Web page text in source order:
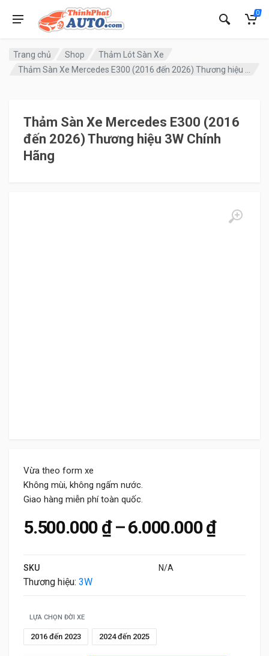
0
Trang chủ Shop
Thảm Lót Sàn Xe
Thảm Sàn Xe Mercedes E300 (2016
đến 2026) Thương hiệu 3W Chính
Hãng
Vừa theo form xe
Không mùi, không ngấm nước.
Giao hàng miễn phí toàn quốc.
5.500.000 ₫ –6.000.000₫
SKU N/A
Thương hiệu: 3W
LỰA CHỌN ĐỜI XE
2016 đến 2023 2024 đến 2025